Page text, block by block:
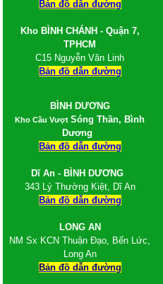
Alu , Nhôm Alu, Bảng giá tấm alu
Ống thép đúc Hòa Phát
Bảng giá ống thép hàn
Giá ống thép đúc Trung Quốc
Ống thép đúc tại TPHCM
Thép Hoa Sen
Thép An Khánh
Thép Dana Ý
Thép VSC - POSCO
Thép POMINA
Thép TISCO
Thép Việt Nhật
Thép Việt Mỹ
Thép Việt Sing
Thép Việt Úc
Thép Việt Ý
Thép ống mạ kẽm nhúng nóng
Bản đồ dẫn đường
Kho BÌNH CHÁNH - Quận 7,
TPHCM
C15 Nguyễn Văn Linh
Bản đồ dẫn đường
BÌNH DƯƠNG
Kho Cầu VượtSóng Thần, Bình
Dương
Bản đồ dẫn đường
Dĩ An - BÌNH DƯƠNG
343 Lý Thường Kiệt, Dĩ An
Bản đồ dẫn đường
LONG AN
NM Sx KCN Thuận Đạo, Bến Lức,
Long An
Bản đồ dẫn đường